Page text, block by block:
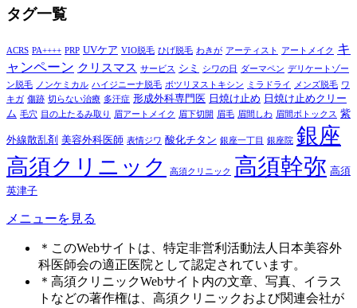
タグ一覧
ACRS PA++++ PRP UVケア VIO脱毛 ひげ脱毛 わきが アーティスト アートメイク
キ
ャンペーン クリスマス サービス シミ シワの日 ダーマペン デリケートゾー
ン脱毛
ノンケミカル ハイジニーナ脱毛 ボツリヌストキシン ミラドライ メンズ脱毛 ワ
キガ 傷跡 切らない治療 多汗症 形成外科専門医 日焼け止め 日焼け止めクリー
ム 毛穴 目の上たるみ取り 眉アートメイク 眉下切開 眉毛 眉間しわ 眉間ボトックス 紫
外線散乱剤 美容外科医師 表情ジワ 酸化チタン 銀座一丁目 銀座院 銀座
高須クリニック
高須クリニック 高須幹弥 高須
英津子
メニューを見る
＊このWebサイトは、特定非営利活動法人日本美容外
科医師会の適正医院として認定されています。
＊高須クリニックWebサイト内の文章、写真、イラス
トなどの著作権は、高須クリニックおよび関連会社が